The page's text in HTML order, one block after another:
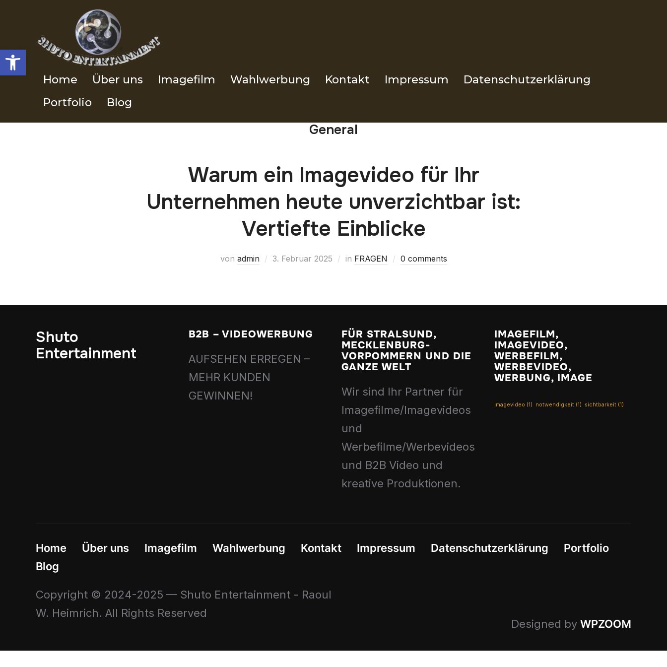
Werkzeugleiste öffnen
Home Über uns Imagefilm Wahlwerbung Kontakt Impressum
Datenschutzerklärung
Portfolio
Blog
General
Warum ein Imagevideo für Ihr
Unternehmen heute unverzichtbar ist:
Vertiefte Einblicke
von admin 3. Februar 2025 in FRAGEN 0 comments
Shuto
Entertainment
B2B – VIDEOWERBUNG
AUFSEHEN ERREGEN –
MEHR KUNDEN
GEWINNEN!
FÜR STRALSUND,
MECKLENBURG-
VORPOMMERN UND DIE
GANZE WELT
Wir sind Ihr Partner für
Imagefilme/Imagevideos
und
Werbefilme/Werbevideos
und B2B Video und
kreative Produktionen.
IMAGEFILM,
IMAGEVIDEO,
WERBEFILM,
WERBEVIDEO,
WERBUNG, IMAGE
Imagevideo (1) notwendigkeit(1) sichtbarkeit(1)
Home Über uns Imagefilm Wahlwerbung Kontakt Impressum Datenschutzerklärung
Portfolio
Blog
Copyright © 2024-2025 — Shuto Entertainment - Raoul
W. Heimrich. All Rights Reserved
Designed by WPZOOM